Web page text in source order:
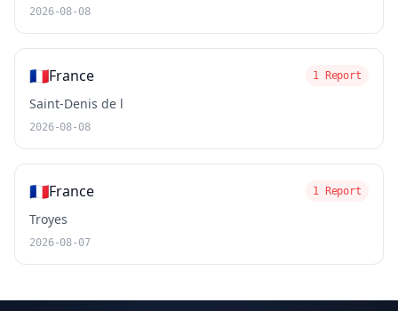
2026-08-08
🇫🇷France 1 Report
Saint-Denis de l
2026-08-08
🇫🇷France 1 Report
Troyes
2026-08-07